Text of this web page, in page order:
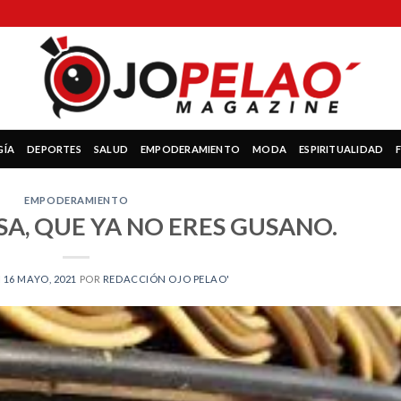
DEPORTES SALUD EMPODERAMIENTO MODA ESPIRITUALIDAD
EMPODERAMIENTO
QUE YA NO ERES GUSANO.
16 MAYO, 2021 POR REDACCIÓN OJO PELAO'